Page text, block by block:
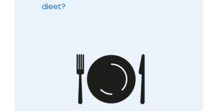
dieet?